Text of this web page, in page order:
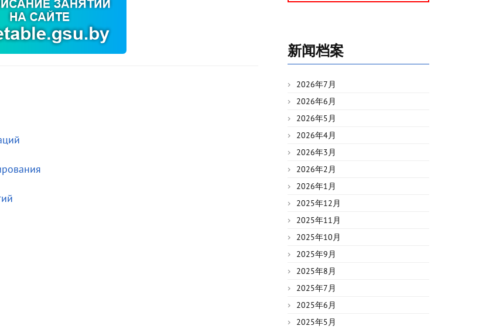
新闻档案
2026年7月
2026年6月
2026年5月
2026年4月
2026年3月
2026年2月
2026年1月
2025年12月
2025年11月
2025年10月
2025年9月
2025年8月
2025年7月
2025年6月
2025年5月